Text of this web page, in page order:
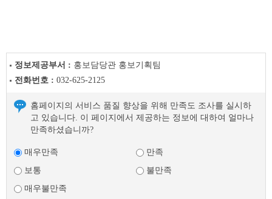
정보제공부서 : 홍보담당관 홍보기획팀
전화번호 : 032-625-2125
홈페이지의 서비스 품질 향상을 위해 만족도 조사를 실시하
고 있습니다. 이 페이지에서 제공하는 정보에 대하여 얼마나
만족하셨습니까?
매우만족
만족
보통
불만족
매우불만족